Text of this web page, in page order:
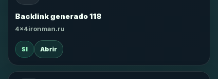
Backlink generado 118
4x4ironman.ru
SI Abrir